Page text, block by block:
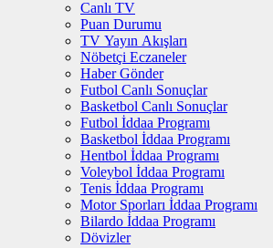
Canlı TV
Puan Durumu
TV Yayın Akışları
Nöbetçi Eczaneler
Haber Gönder
Futbol Canlı Sonuçlar
Basketbol Canlı Sonuçlar
Futbol İddaa Programı
Basketbol İddaa Programı
Hentbol İddaa Programı
Voleybol İddaa Programı
Tenis İddaa Programı
Motor Sporları İddaa Programı
Bilardo İddaa Programı
Dövizler